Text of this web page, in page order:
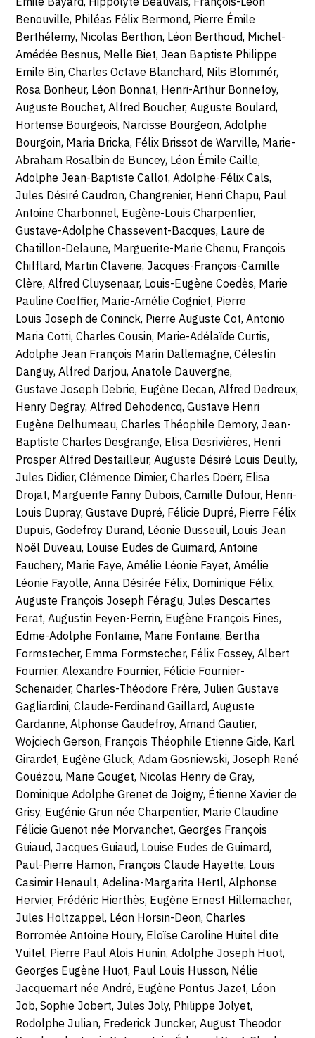
Benouville, Philéas Félix Bermond, Pierre Émile
Berthélemy, Nicolas Berthon, Léon Berthoud, Michel-
Amédée Besnus, Melle Biet, Jean Baptiste Philippe
Emile Bin, Charles Octave Blanchard, Nils Blommér,
Rosa Bonheur, Léon Bonnat, Henri-Arthur Bonnefoy,
Auguste Bouchet, Alfred Boucher, Auguste Boulard,
Hortense Bourgeois, Narcisse Bourgeon, Adolphe
Bourgoin, Maria Bricka, Félix Brissot de Warville, Marie-
Abraham Rosalbin de Buncey, Léon Émile Caille,
Adolphe Jean-Baptiste Callot, Adolphe-Félix Cals,
Jules Désiré Caudron, Changrenier, Henri Chapu, Paul
Antoine Charbonnel, Eugène-Louis Charpentier,
Gustave-Adolphe Chassevent-Bacques, Laure de
Chatillon-Delaune, Marguerite-Marie Chenu, François
Chifflard, Martin Claverie, Jacques-François-Camille
Clère, Alfred Cluysenaar, Louis-Eugène Coedès, Marie
Pauline Coeffier, Marie-Amélie Cogniet, Pierre
Louis Joseph de Coninck, Pierre Auguste Cot, Antonio
Maria Cotti, Charles Cousin, Marie-Adélaïde Curtis,
Adolphe Jean François Marin Dallemagne, Célestin
Danguy, Alfred Darjou, Anatole Dauvergne,
Gustave Joseph Debrie, Eugène Decan, Alfred Dedreux,
Henry Degray, Alfred Dehodencq, Gustave Henri
Eugène Delhumeau, Charles Théophile Demory, Jean-
Baptiste Charles Desgrange, Elisa Desrivières, Henri
Prosper Alfred Destailleur, Auguste Désiré Louis Deully,
Jules Didier, Clémence Dimier, Charles Doërr, Elisa
Drojat, Marguerite Fanny Dubois, Camille Dufour, Henri-
Louis Dupray, Gustave Dupré, Félicie Dupré, Pierre Félix
Dupuis, Godefroy Durand, Léonie Dusseuil, Louis Jean
Noël Duveau, Louise Eudes de Guimard, Antoine
Fauchery, Marie Faye, Amélie Léonie Fayet, Amélie
Léonie Fayolle, Anna Désirée Félix, Dominique Félix,
Auguste François Joseph Féragu, Jules Descartes
Ferat, Augustin Feyen-Perrin, Eugène François Fines,
Edme-Adolphe Fontaine, Marie Fontaine, Bertha
Formstecher, Emma Formstecher, Félix Fossey, Albert
Fournier, Alexandre Fournier, Félicie Fournier-
Schenaider, Charles-Théodore Frère, Julien Gustave
Gagliardini, Claude-Ferdinand Gaillard, Auguste
Gardanne, Alphonse Gaudefroy, Amand Gautier,
Wojciech Gerson, François Théophile Etienne Gide, Karl
Girardet, Eugène Gluck, Adam Gosniewski, Joseph René
Gouézou, Marie Gouget, Nicolas Henry de Gray,
Dominique Adolphe Grenet de Joigny, Étienne Xavier de
Grisy, Eugénie Grun née Charpentier, Marie Claudine
Félicie Guenot née Morvanchet, Georges François
Guiaud, Jacques Guiaud, Louise Eudes de Guimard,
Paul-Pierre Hamon, François Claude Hayette, Louis
Casimir Henault, Adelina-Margarita Hertl, Alphonse
Hervier, Frédéric Hierthès, Eugène Ernest Hillemacher,
Jules Holtzappel, Léon Horsin-Deon, Charles
Borromée Antoine Houry, Eloïse Caroline Huitel dite
Vuitel, Pierre Paul Alois Hunin, Adolphe Joseph Huot,
Georges Eugène Huot, Paul Louis Husson, Nélie
Jacquemart née André, Eugène Pontus Jazet, Léon
Job, Sophie Jobert, Jules Joly, Philippe Jolyet,
Rodolphe Julian, Frederick Juncker, August Theodor